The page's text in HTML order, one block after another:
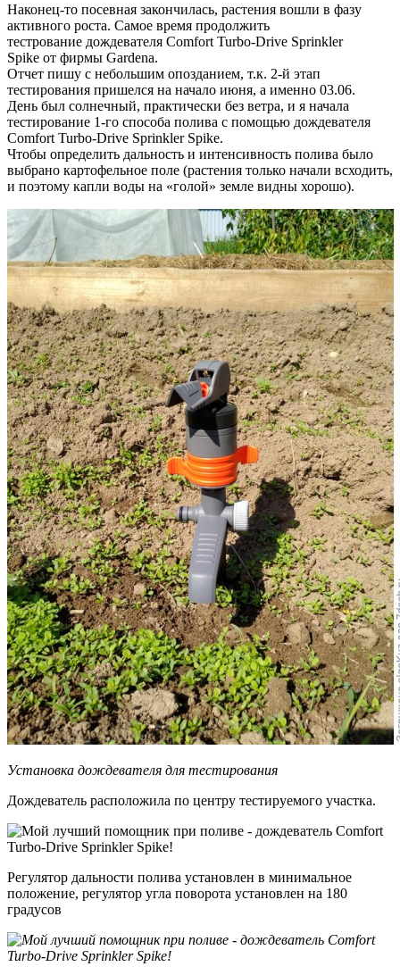
Наконец-то посевная закончилась, растения вошли в фазу
активного роста. Самое время продолжить
тестрование дождевателя Comfort Turbo-Drive Sprinkler
Spike от фирмы Gardena.
Отчет пишу с небольшим опозданием, т.к. 2-й этап
тестирования пришелся на начало июня, а именно 03.06.
День был солнечный, практически без ветра, и я начала
тестирование 1-го способа полива с помощью дождевателя
Comfort Turbo-Drive Sprinkler Spike.
Чтобы определить дальность и интенсивность полива было
выбрано картофельное поле (растения только начали всходить,
и поэтому капли воды на «голой» земле видны хорошо).
Установка дождевателя для тестирования
Дождеватель расположила по центру тестируемого участка.
Регулятор дальности полива установлен в минимальное
положение, регулятор угла поворота установлен на 180
градусов